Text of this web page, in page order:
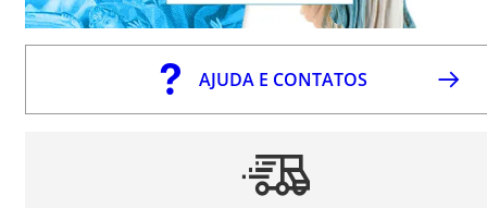
AJUDA E CONTATOS